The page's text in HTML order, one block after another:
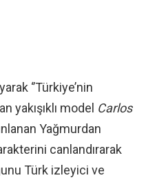
‘’Türkiye’nin
yakışıklı model Carlos
Yağmurdan
canlandırarak
Türk izleyici ve